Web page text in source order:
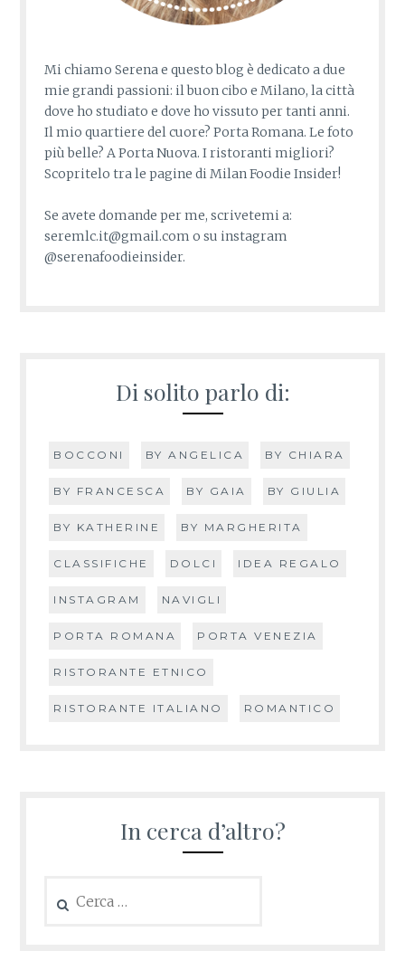
Mi chiamo Serena e questo blog è dedicato a due
mie grandi passioni: il buon cibo e Milano, la città
dove ho studiato e dove ho vissuto per tanti anni.
Il mio quartiere del cuore? Porta Romana. Le foto
più belle? A Porta Nuova. I ristoranti migliori?
Scopritelo tra le pagine di Milan Foodie Insider!
Se avete domande per me, scrivetemi a:
seremlc.it@gmail.com o su instagram
@serenafoodieinsider.
Di solito parlo di:
BOCCONI BY ANGELICA BY CHIARA
BY FRANCESCA BY GAIA BY GIULIA
BY KATHERINE BY MARGHERITA
CLASSIFICHE DOLCI IDEA REGALO
INSTAGRAM NAVIGLI
PORTA ROMANA PORTA VENEZIA
RISTORANTE ETNICO
RISTORANTE ITALIANO ROMANTICO
In cerca d’altro?
per: